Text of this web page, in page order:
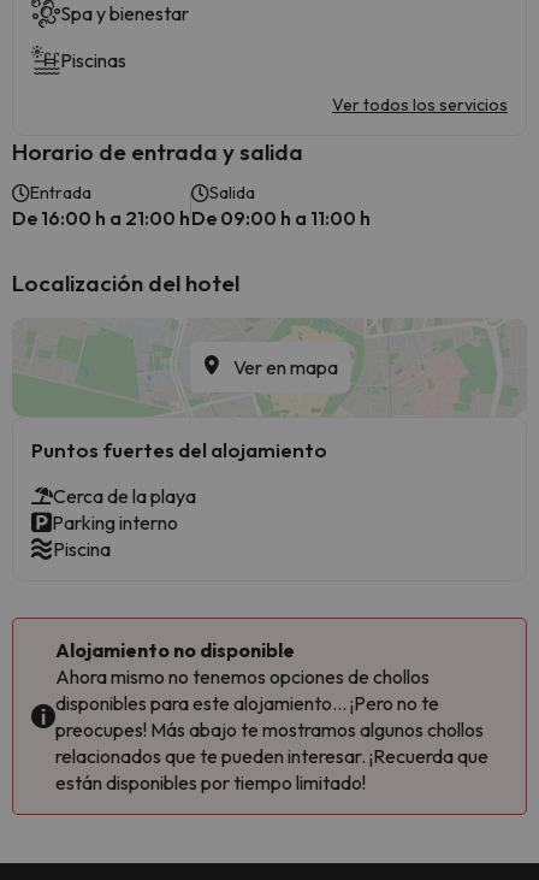
Spa y bienestar
Piscinas
Ver todos los servicios
Horario de entrada y salida
Entrada
De 16:00 h a 21:00 h
Salida
De 09:00 h a 11:00 h
Localización del hotel
Ver en mapa
Puntos fuertes del alojamiento
Cerca de la playa
Parking interno
Piscina
Alojamiento no disponible
Ahora mismo no tenemos opciones de chollos
disponibles para este alojamiento... ¡Pero no te
preocupes! Más abajo te mostramos algunos chollos
relacionados que te pueden interesar. ¡Recuerda que
están disponibles por tiempo limitado!